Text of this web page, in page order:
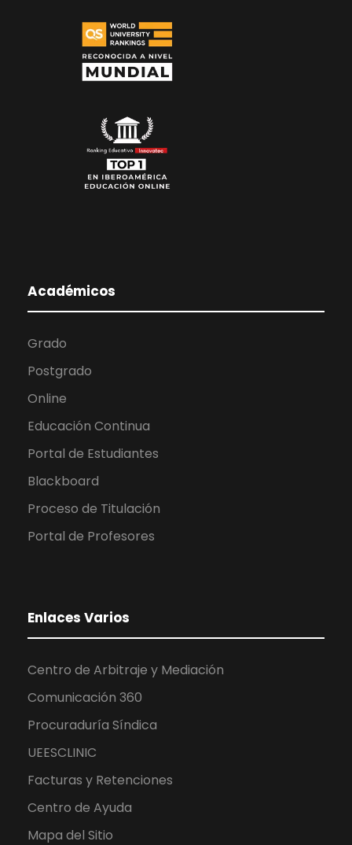
Académicos
Grado
Postgrado
Online
Educación Continua
Portal de Estudiantes
Blackboard
Proceso de Titulación
Portal de Profesores
Enlaces Varios
Centro de Arbitraje y Mediación
Comunicación 360
Procuraduría Síndica
UEESCLINIC
Facturas y Retenciones
Centro de Ayuda
Mapa del Sitio